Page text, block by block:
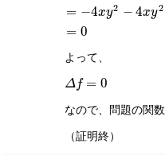
= −4xy2 − 4xy2
= 0
-4x x2+y2+4 xx 2-y2+
よって、
Δf = 0
Δf=0
なので、問題の関
（証明終）